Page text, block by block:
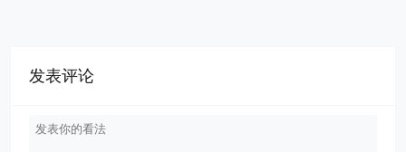
发表评论